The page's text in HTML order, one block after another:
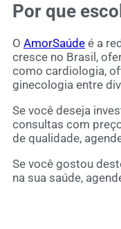
Por que
O AmorSaúde é a
cresce no Brasil,
como cardiologia,
ginecologia entre
Se você deseja
consultas com
de qualidade,
Se você gostou
na sua saúde,